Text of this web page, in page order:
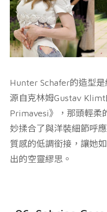
Hunter Schafer的造型
源自克林姆Gustav
Primavesi》，那頭輕柔
妙揉合了與洋裝細節呼
質感的低調銜接，讓她
出的空靈繆思。